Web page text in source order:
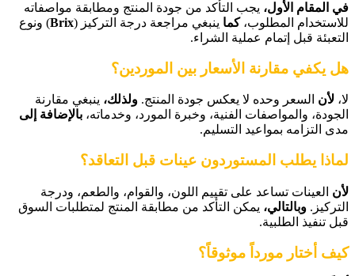
في المقام الأول، يجب التأكد من جودة المنتج ومطابقة مواصفاته
للاستخدام المطلوب،كما ينبغي مراجعة درجة التركيز (Brix) ونوع
التعبئة قبل إتمام عملية الشراء.
هل يكفي مقارنة الأسعار بين الموردين؟
لا، لأن السعر وحده لا يعكس جودة المنتج. ولذلك، ينبغي مقارنة
الجودة، والمواصفات الفنية، وخبرة المورد، وخدماته، بالإضافة إلى
مدى التزامه بمواعيد التسليم.
لماذا يطلب المستوردون عينات قبل التعاقد؟
لأن العينات تساعد على تقييم اللون، والقوام، والطعم، ودرجة
التركيز. وبالتالي، يمكن التأكد من مطابقة المنتج لمتطلبات السوق
قبل تنفيذ الطلبية.
كيف أختار مورداً موثوقاً؟